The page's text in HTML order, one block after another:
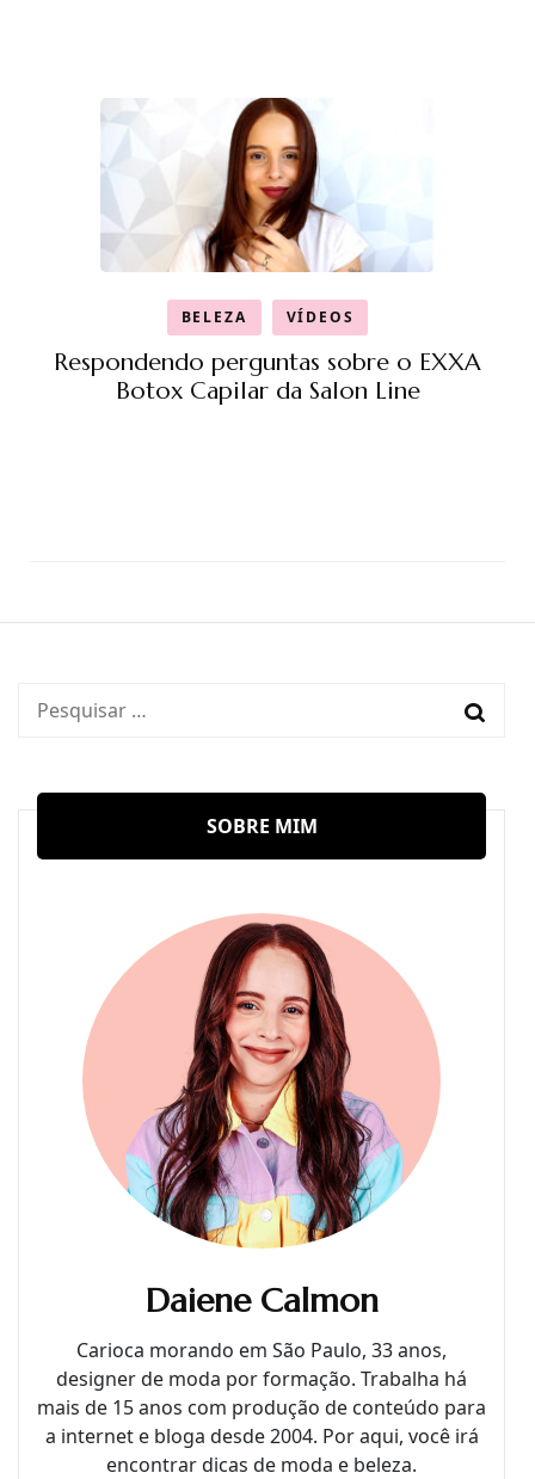
BELEZA VÍDEOS
Respondendo perguntas sobre o EXXA
Botox Capilar da Salon Line
Pesquisar
SOBRE MIM
Daiene Calmon
Carioca morando em São Paulo, 33 anos,
designer de moda por formação. Trabalha há
mais de 15 anos com produção de conteúdo para
a internet e bloga desde 2004. Por aqui, você irá
encontrar dicas de moda e beleza.